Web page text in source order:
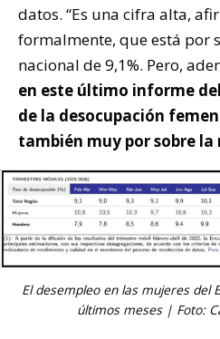
datos. “Es una cifra alta,
formalmente, que está por
nacional de 9,1%. Pero,
en este último informe
de la desocupación
también muy por sobre la
El desempleo en las mujeres del
últimos meses | Foto: